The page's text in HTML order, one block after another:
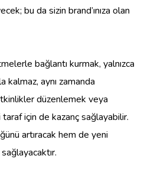
bu da sizin brand’ınıza olan
bağlantı kurmak, yalnızca
aynı zamanda
düzenlemek veya
taraf için de kazanç sağlayabilir.
artıracak hem de yeni